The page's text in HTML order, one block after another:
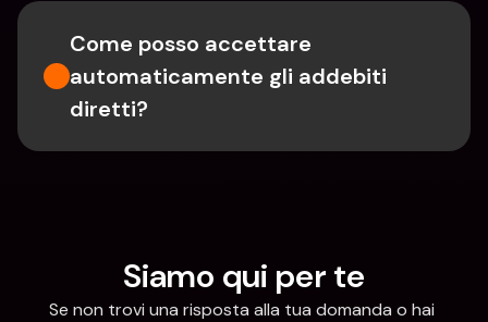
Come posso accettare
automaticamente gli addebiti
diretti?
Siamo qui per te
Se non trovi una risposta alla tua domanda o hai